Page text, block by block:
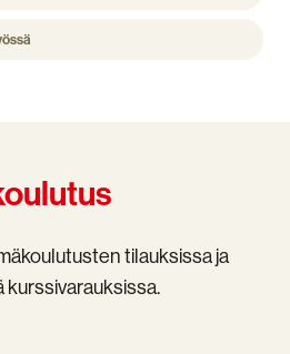
tilauksissa ja